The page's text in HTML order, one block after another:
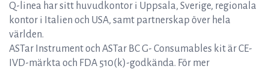
Q-linea har sitt huvudkontor i Uppsala, Sverige, regionala
kontor i Italien och USA, samt partnerskap över hela
världen.
ASTar Instrument och ASTar BC G- Consumables kit är CE-
IVD-märkta och FDA 510(k)-godkända. För mer